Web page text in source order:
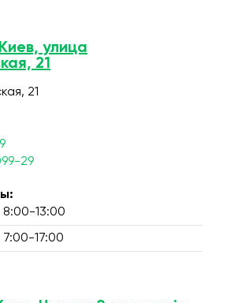
улица
21
21
29
8:00-13:00
7:00-17:00